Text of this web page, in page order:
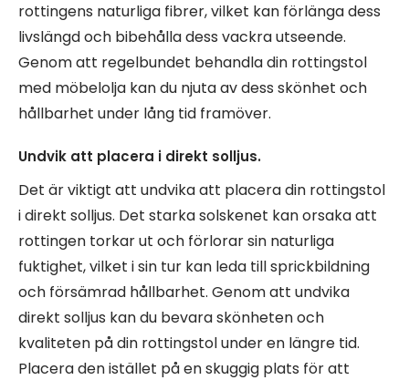
rottingens naturliga fibrer, vilket kan förlänga dess
livslängd och bibehålla dess vackra utseende.
Genom att regelbundet behandla din rottingstol
med möbelolja kan du njuta av dess skönhet och
hållbarhet under lång tid framöver.
Undvik att placera i direkt solljus.
Det är viktigt att undvika att placera din rottingstol
i direkt solljus. Det starka solskenet kan orsaka att
rottingen torkar ut och förlorar sin naturliga
fuktighet, vilket i sin tur kan leda till sprickbildning
och försämrad hållbarhet. Genom att undvika
direkt solljus kan du bevara skönheten och
kvaliteten på din rottingstol under en längre tid.
Placera den istället på en skuggig plats för att